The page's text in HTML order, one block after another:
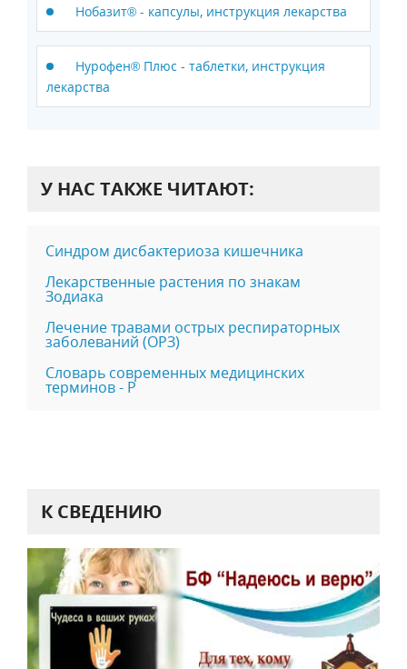
Нобазит® - капсулы, инструкция лекарства
Нурофен® Плюс - таблетки, инструкция
лекарства
У НАС ТАКЖЕ ЧИТАЮТ:
Синдром дисбактериоза кишечника
Лекарственные растения по знакам
Зодиака
Лечение травами острых респираторных
заболеваний (ОРЗ)
Словарь современных медицинских
терминов - Р
К СВЕДЕНИЮ